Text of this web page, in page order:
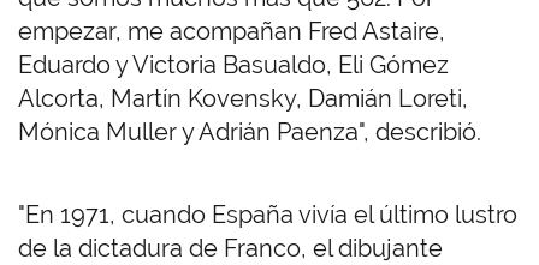
empezar, me acompañan Fred Astaire,
Eduardo y Victoria Basualdo, Eli Gómez
Alcorta, Martín Kovensky, Damián Loreti,
Mónica Muller y Adrián Paenza", describió.
"En 1971, cuando España vivía el último lustro
de la dictadura de Franco, el dibujante